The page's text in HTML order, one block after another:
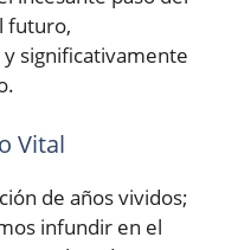
futuro,
significativamente
Vital
de años vividos;
infundir en el